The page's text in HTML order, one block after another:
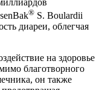
® S. Boulardii
диареи, облегчая
на здоровье
благотворного
он также